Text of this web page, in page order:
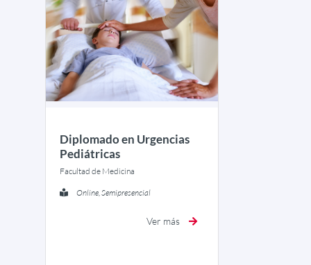
Diplomado en Urgencias
Pediátricas
Facultad de Medicina
Online, Semipresencial
Ver más